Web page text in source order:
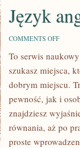
Język
COMMENTS OFFON
To serwis
szukasz miejsca,
dobrym miejscu.
pewność, jak i
znajdziesz
równania, aż po
proste